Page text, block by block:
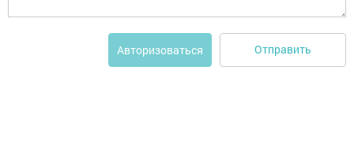
Авторизоваться Отправить